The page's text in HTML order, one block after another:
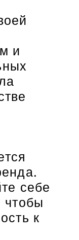
и
себе
чтобы
к